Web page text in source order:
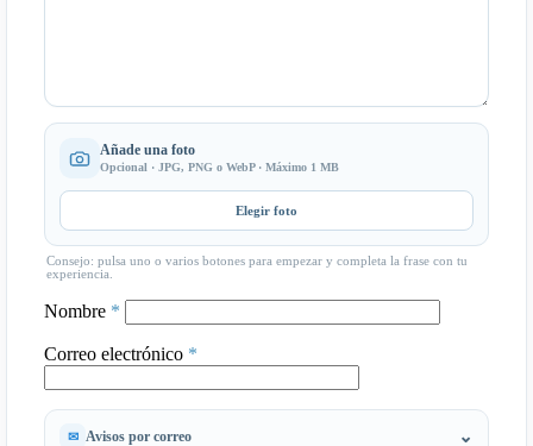
Añade una foto
Opcional · JPG, PNG o WebP · Máximo 1 MB
Elegir foto
Consejo: pulsa uno o varios botones para empezar y completa la frase con tu
experiencia.
Nombre *
Correo electrónico *
Avisos por correo